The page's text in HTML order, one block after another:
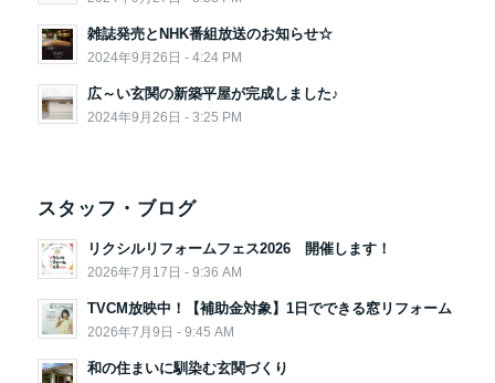
雑誌発売とNHK番組放送のお知らせ☆
2024年9月26日 - 4:24 PM
広～い玄関の新築平屋が完成しました♪
2024年9月26日 - 3:25 PM
スタッフ・ブログ
リクシルリフォームフェス2026 開催します！
2026年7月17日 - 9:36 AM
TVCM放映中！【補助金対象】1日でできる窓リフォーム
2026年7月9日 - 9:45 AM
和の住まいに馴染む玄関づくり